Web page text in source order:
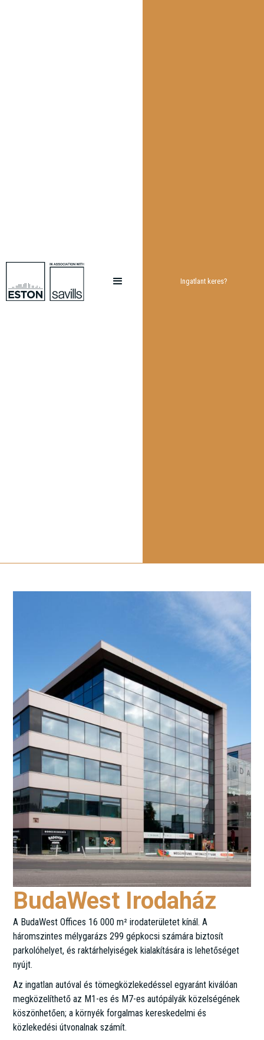
Ingatlant keres?
BudaWest Irodaház
A BudaWest Offices 16 000 m² irodaterületet kínál. A
háromszintes mélygarázs 299 gépkocsi számára biztosít
parkolóhelyet, és raktárhelyiségek kialakítására is lehetőséget
nyújt.
Az ingatlan autóval és tömegközlekedéssel egyaránt kiválóan
megközelíthető az M1-es és M7-es autópályák közelségének
köszönhetően; a környék forgalmas kereskedelmi és
közlekedési útvonalnak számít.